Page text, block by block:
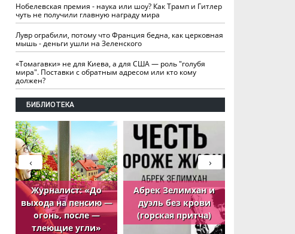
Нобелевская премия - наука или шоу? Как Трамп и Гитлер
чуть не получили главную награду мира
Лувр ограбили, потому что Франция бедна, как церковная
мышь - деньги ушли на Зеленского
«Томагавки» не для Киева, а для США — роль "голубя
мира". Поставки с обратным адресом или кто кому
должен?
БИБЛИОТЕКА
Журналист: «До
выхода на пенсию —
огонь, после —
тлеющие угли»
Абрек Зелимхан и
дуэль без крови
(горская притча)
›
‹